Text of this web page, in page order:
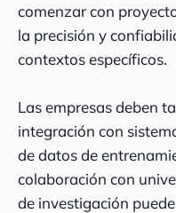
comenzar con
la precisión y
contextos específicos.
Las empresas deben
integración con
de datos de
colaboración con
de investigación